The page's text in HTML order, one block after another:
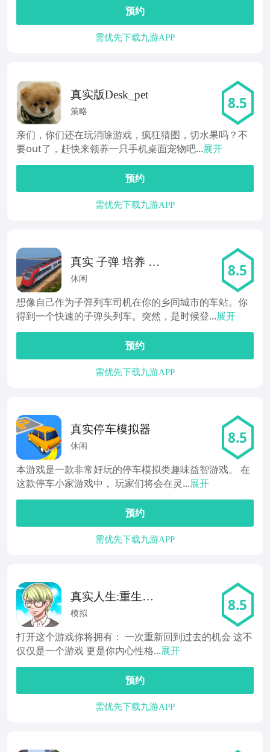
预约
需优先下载九游APP
真实版Desk_pet
策略 8.5
亲们，你们还在玩消除游戏，疯狂猜图，切水果吗？不
要out了，赶快来领养一只手机桌面宠物吧...展开
预约
需优先下载九游APP
真实 子弹 培养 模
拟器
休闲 8.5
想像自己作为子弹列车司机在你的乡间城市的车站。你
得到一个快速的子弹头列车。突然，是时候登...展开
预约
需优先下载九游APP
真实停车模拟器
休闲 8.5
本游戏是一款非常好玩的停车模拟类趣味益智游戏。 在
这款停车小家游戏中， 玩家们将会在灵...展开
预约
需优先下载九游APP
真实人生:重生模
拟器
模拟 8.5
打开这个游戏你将拥有： 一次重新回到过去的机会 这不
仅仅是一个游戏 更是你内心性格...展开
预约
需优先下载九游APP